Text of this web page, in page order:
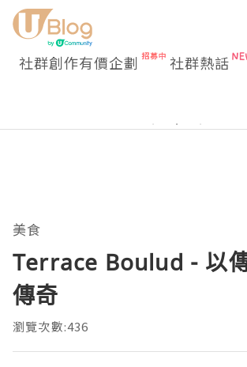
社群創作有價企劃 社群熱話
美食
Terrace Boulud - 以
傳奇
瀏覽次數:436